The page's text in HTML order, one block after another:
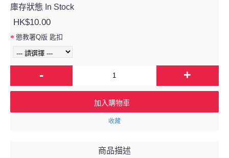
庫存狀態 In Stock
HK$10.00
懲教署Q版 匙扣
- +
加入購物車
收藏
商品描述